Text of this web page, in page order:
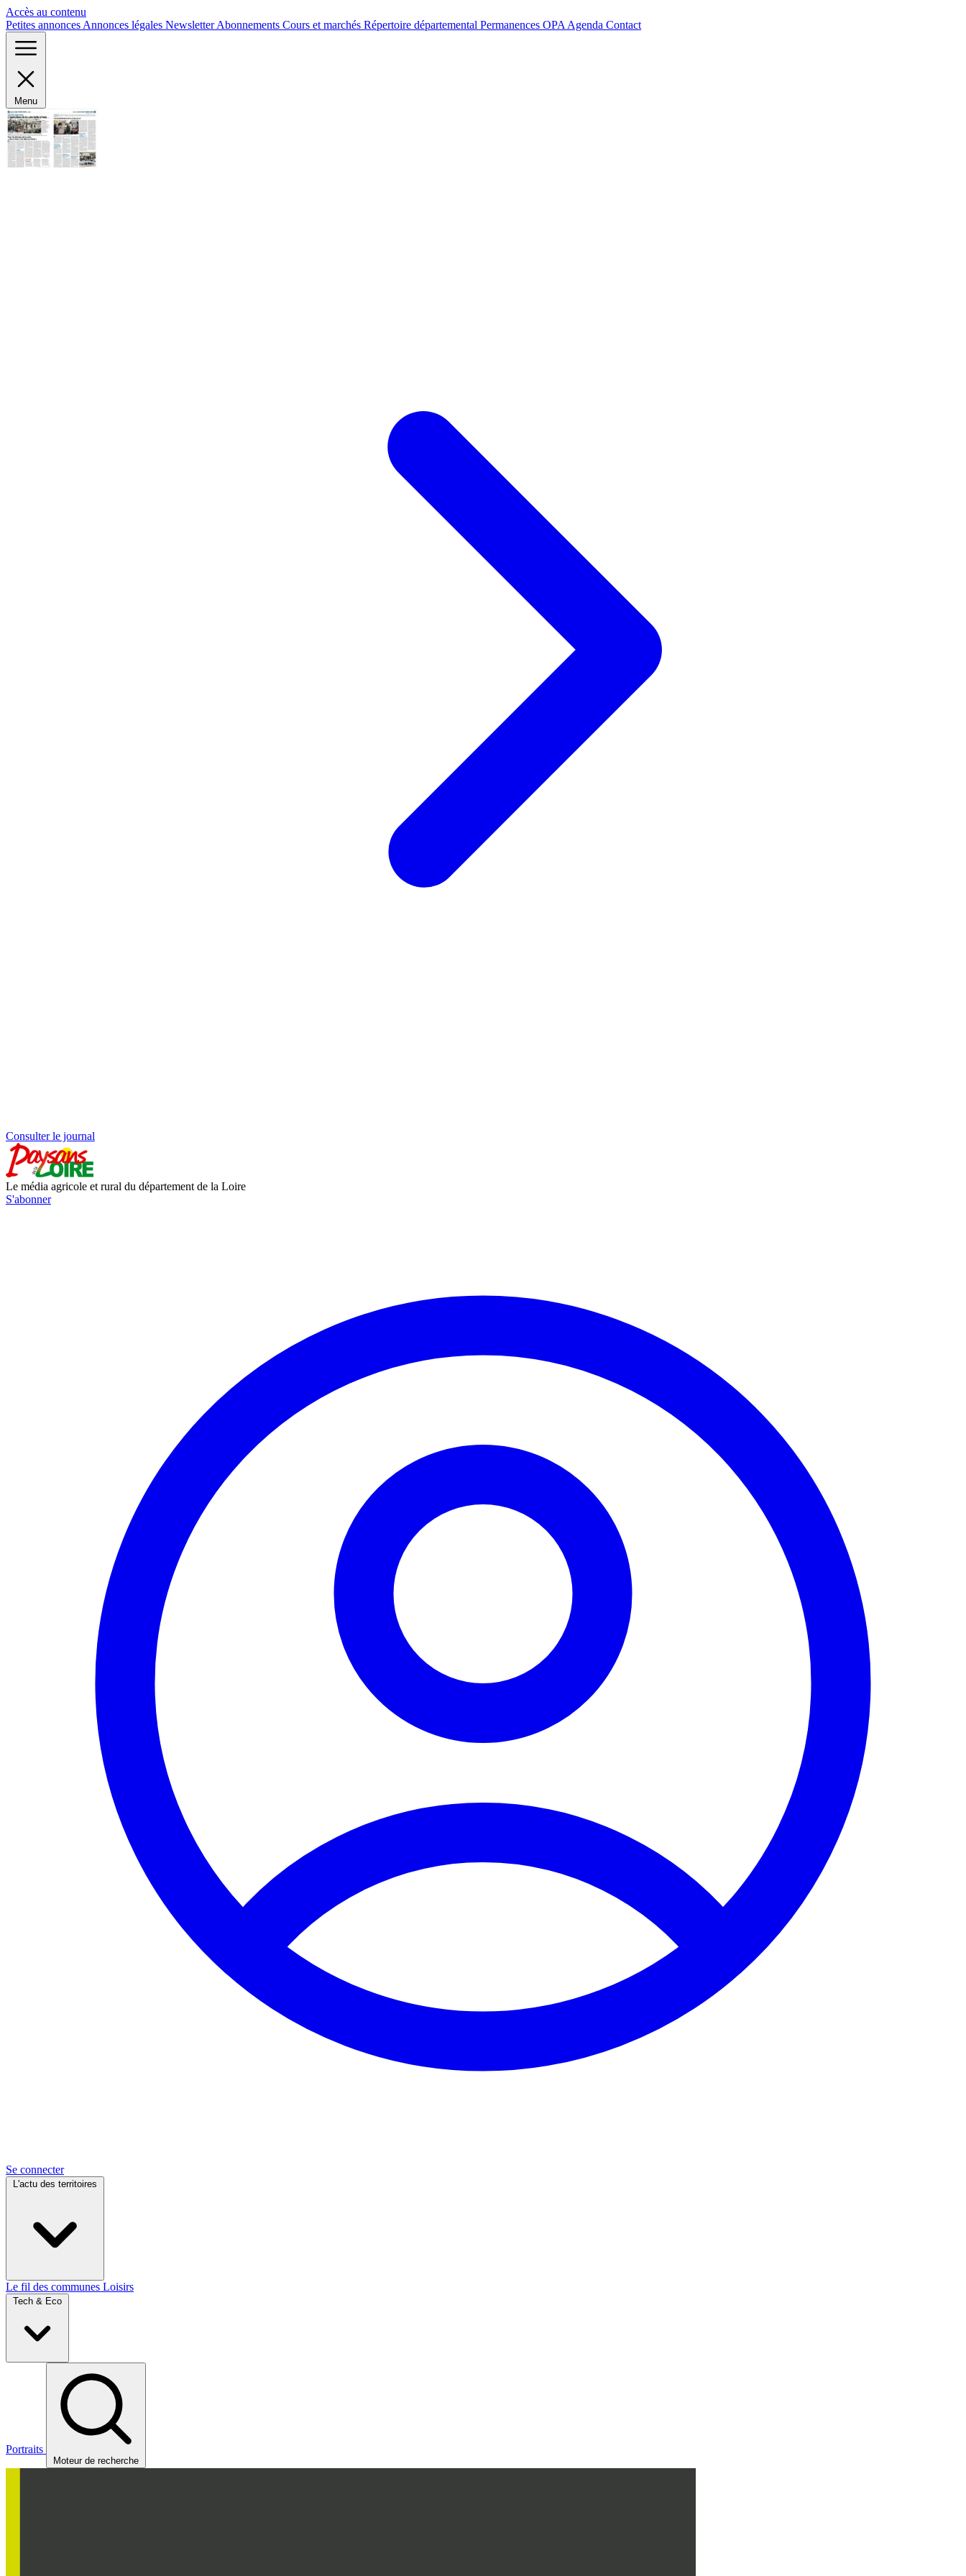
Accès au contenu
Petites annonces Annonces légales NewsletterAbonnements Cours et marchés Répertoire départemental Permanences OPA Agenda Contact
Menu
Consulter le journal
Le média agricole et rural du département de la Loire
S'abonner
Se connecter
L'actu des territoires
Le fil des communes Loisirs
Tech & Eco
Portraits
Moteur de recherche
Panneau de gestion des cookies